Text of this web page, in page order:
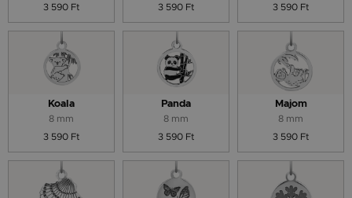
3 590 Ft
3 590 Ft
3 590 Ft
Koala
8 mm
3 590 Ft
Panda
8 mm
3 590 Ft
Majom
8 mm
3 590 Ft